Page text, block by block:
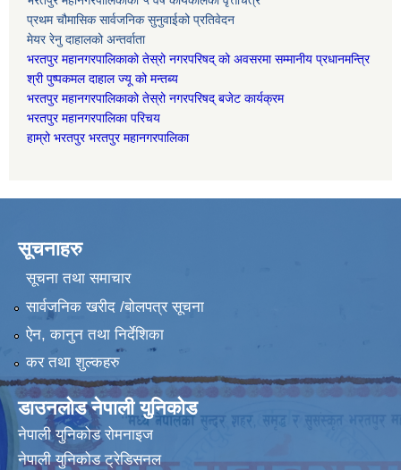
प्रथम चौमासिक सार्वजनिक सुनुवाईको प्रतिवेदन
मेयर रेनु दाहालको अन्तर्वाता
भरतपुर महानगरपालिकाको तेस्रो नगरपरिषद् को अवसरमा सम्मानीय प्रधानमन्त्रि
श्री पुष्पकमल दाहाल ज्यू को मन्तब्य
भरतपुर महानगरपालिकाको तेस्रो नगरपरिषद् बजेट कार्यक्रम
भरतपुर महानगरपालिका परिचय
हाम्रो भरतपुर भरतपुर महानगरपालिका
सूचनाहरु
सूचना तथा समाचार
सार्वजनिक खरीद /बोलपत्र सूचना
ऐन, कानुन तथा निर्देशिका
कर तथा शुल्कहरु
डाउनलोड नेपाली युनिकोड
नेपाली युनिकोड रोमनाइज
नेपाली युनिकोड ट्रेडिसनल